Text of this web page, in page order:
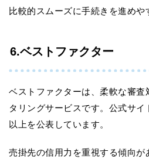
比較的スムーズに手続きを進めや
6.ベストファクター
ベストファクターは、柔軟な審査
タリングサービスです。公式サ
以上を公表しています。
売掛先の信用力を重視する傾向